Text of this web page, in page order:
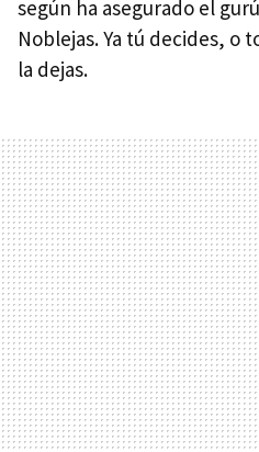
según ha asegurado el
Noblejas. Ya tú decides, o
la dejas.